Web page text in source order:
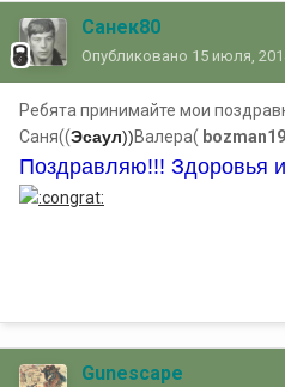
Санек80
Опубликовано 15 июля,
Ребята принимайте мои
Саня((Эсаул))Валера(
Поздравляю!!! Здоровья
Gunescape